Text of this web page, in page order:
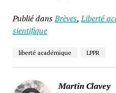
Publié dansBrèves,Liberté
sientifique
liberté académique LPPR
Martin Clavey